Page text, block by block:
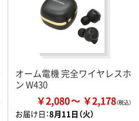
オーム電機 完全ワイヤレスホ
ン W430
￥2,080 ￥2,178
お届け日：8月11日（火）